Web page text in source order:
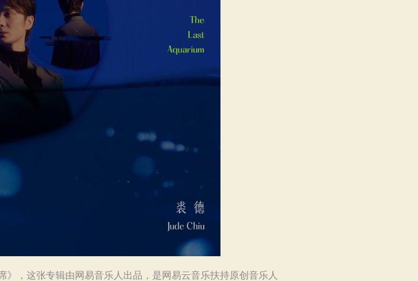
，这张专辑由网易音乐人出品，是网易云音乐扶持原创音乐人